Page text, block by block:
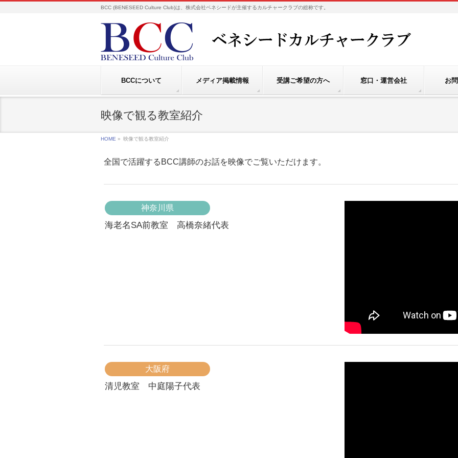
BCC (BENESEED Culture Club)は、株式会社ベネシードが主催するカルチャークラブの総称です。
BCCについて メディア掲載情報 受講ご希望の方へ 窓口・運営会社 お
映像で観る教室紹介
HOME » 映像で観る教室紹介
全国で活躍するBCC講師のお話を映像でご覧いただけます。
神奈川県
海老名SA前教室 高橋奈緒代表
大阪府
清児教室 中庭陽子代表